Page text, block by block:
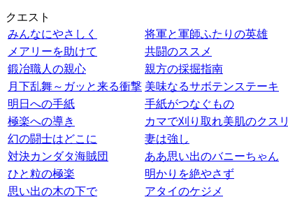
クエスト
みんなにやさしく
将軍と軍師ふたりの英雄
メアリーを助けて
共闘のススメ
鍛冶職人の親心
親方の採掘指南
月下乱舞～ガッと来る衝撃 美味なるサボテンステーキ
明日への手紙
手紙がつなぐもの
極楽への導き
カマで刈り取れ美肌のクスリ
幻の闘士はどこに
妻は強し
対決カンダタ海賊団
ああ思い出のバニーちゃん
ひと粒の極楽
明かりを絶やさず
思い出の木の下で
アタイのケジメ